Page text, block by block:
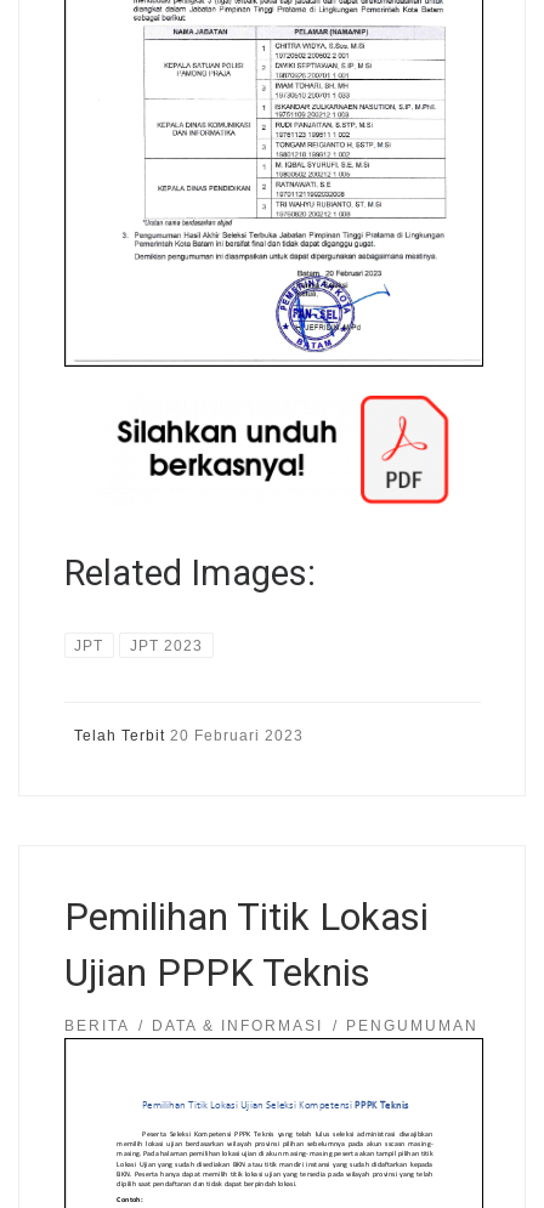
Related Images:
JPT JPT 2023
Telah Terbit 20 Februari 2023
Pemilihan Titik Lokasi
Ujian PPPK Teknis
BERITA DATA & INFORMASI PENGUMUMAN